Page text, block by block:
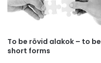
To be rövid alakok – to be
short forms